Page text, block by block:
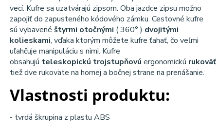
vecí. Kufre sa uzatvárajú zipsom. Oba jazdce zipsu možno
zapojiť do zapusteného kódového zámku. Cestovné kufre
sú vybavené štyrmi otočnými ( 360° ) dvojitými
kolieskami, vďaka ktorým môžete kufre ťahať, čo veľmi
uľahčuje manipuláciu s nimi. Kufre
obsahujú teleskopickú trojstupňovú ergonomickú rukoväť
tiež dve rukoväte na hornej a bočnej strane na prenášanie.
Vlastnosti produktu:
- tvrdá škrupina z plastu ABS